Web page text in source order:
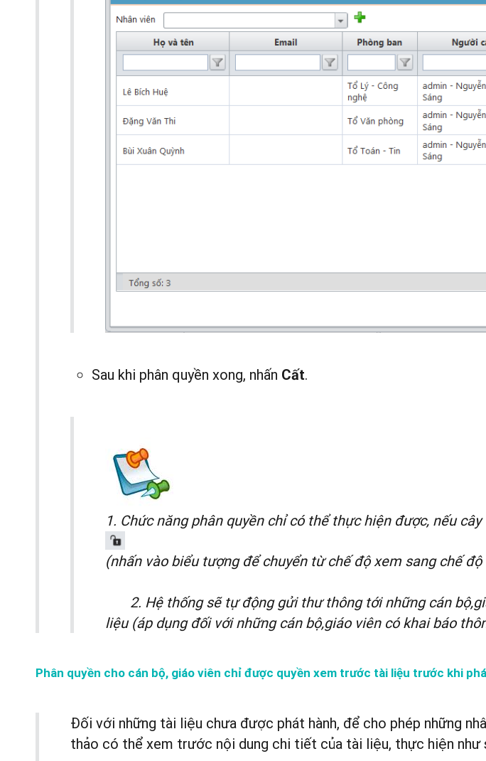
Sau khi phân quyền xong, nhấn Cất.
1. Chức năng phân quyền chỉ có thể thực hiện được, nếu
(nhấn vào biểu tượng để chuyển từ chế độ xem sang chế
2. Hệ thống sẽ tự động gửi thư thông tới những cán
liệu (áp dụng đối với những cán bộ,giáo viên có khai báo
Phân quyền cho cán bộ, giáo viên chỉ được quyền xem trước tài liệu trước khi
Đối với những tài liệu chưa được phát hành, để cho phép những
thảo có thể xem trước nội dung chi tiết của tài liệu, thực hiện như